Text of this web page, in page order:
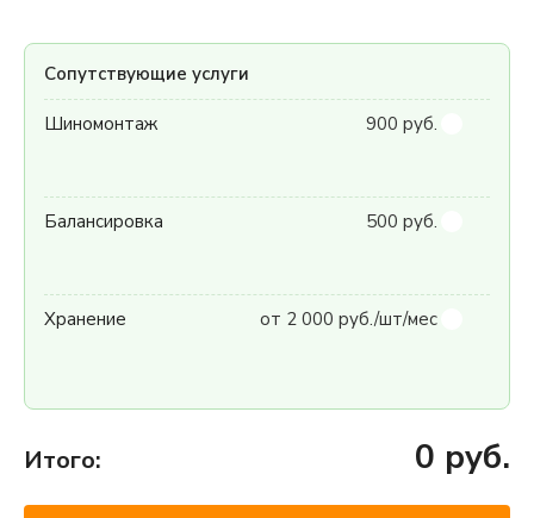
Сопутствующие услуги
Шиномонтаж 900 руб.
Балансировка 500 руб.
Хранение от 2 000 руб./шт/мес
Итого: 0 руб.